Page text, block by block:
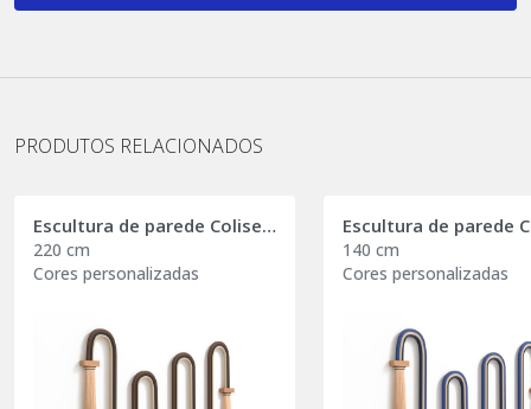
PRODUTOS RELACIONADOS
Escultura de parede Coliseum Essence
220 cm
Cores personalizadas
140 cm
Cores personalizadas